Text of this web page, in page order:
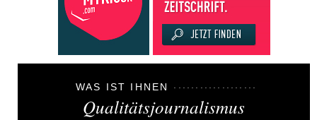
WAS IST IHNEN
Qualitätsjournalismus